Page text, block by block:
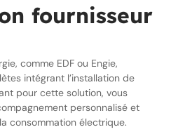
fournisseur
comme EDF ou Engie,
intégrant l’installation de
pour cette solution, vous
personnalisé et
consommation électrique.